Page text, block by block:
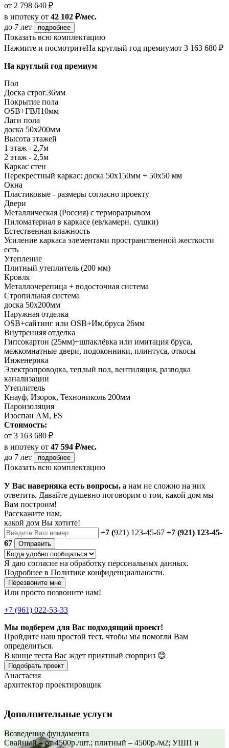
от 2 798 640 ₽
в ипотеку от 42 102 ₽/мес.
до 7 лет
подробнее
Показать всю комплектацию
Нажмите и посмотритеНа круглый год премиумот 3 163 680 ₽
На круглый год премиум
Пол
Доска строг.36мм
Покрытие пола
ОSB+ГВЛ10мм
Лаги пола
доска 50х200мм
Высота этажей
1 этаж - 2,7м
2 этаж - 2,5м
Каркас стен
Перекрестный каркас: доска 50х150мм + 50х50 мм
Окна
Пластиковые - размеры согласно проекту
Двери
Металлическая (Россия) с терморазрывом
Пиломатериал в каркасе (ев/камерн. сушки)
Естественная влажность
Усиление каркаса элементами пространственной жесткости
есть
Утепление
Плитный утеплитель (200 мм)
Кровля
Металлочерепица + водосточная система
Стропильная система
доска 50х200мм
Наружная отделка
OSB+сайтинг или OSB+Им.бруса 26мм
Внутренняя отделка
Гипсокартон (25мм)+шпаклёвка или имитация бруса,
межкомнатные двери, подоконники, плинтуса, откосы
Инженерика
Электропроводка, теплый пол, вентиляция, разводка
канализации
Утеплитель
Кнауф, Изорок, Технониколь 200мм
Пароизоляция
Изоспан AM, FS
Стоимость:
от 3 163 680 ₽
в ипотеку от 47 594 ₽/мес.
до 7 лет
подробнее
Показать всю комплектацию
У Вас наверняка есть вопросы, а нам не сложно на них
ответить. Давайте душевно поговорим о том, какой дом мы
Вам построим!
Расскажите нам,
какой дом Вы хотите!
+7 (921) 123-45-67 +7 (921) 123-45-
67
Отправить
Я даю согласие на обработку персональных данных.
Подробнее в Политике конфиденциальности.
Перезвоните мне
Или просто позвоните нам!
+7 (961) 022-53-33
Мы подберем для Вас подходящий проект!
Пройдите наш простой тест, чтобы мы помогли Вам
определиться.
В конце теста Вас ждет приятный сюрприз 😊
Подобрать проект
Анастасия
архитектор проектировщик
Дополнительные услуги
Возведение фундамента
Свайный – от 4500р./шт.; плитный – 4500р./м2; УШП и